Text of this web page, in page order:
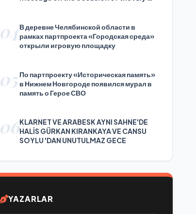
04В деревне Челябинской области в
рамках партпроекта «Городская среда»
открыли игровую площадку
05 По партпроекту «Историческая память»
в Нижнем Новгороде появился мурал в
память о Герое СВО
06KLARNET VE ARABESK AYNI SAHNE'DE
HALİS GÜRKAN KIRANKAYA VE CANSU
SOYLU 'DAN UNUTULMAZ GECE
YAZARLAR